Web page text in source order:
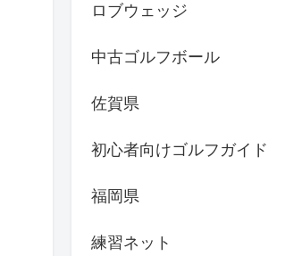
ロブウェッジ
中古ゴルフボール
佐賀県
初心者向けゴルフガイド
福岡県
練習ネット